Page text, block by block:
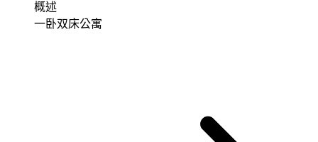
概述
一卧双床公寓